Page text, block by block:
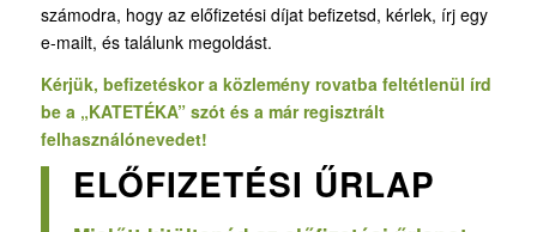
számodra, hogy az előfizetési díjat befizetsd, kérlek, írj egy
e-mailt, és találunk megoldást.
Kérjük, befizetéskor a közlemény rovatba feltétlenül írd
be a „KATETÉKA” szót és a már regisztrált
felhasználónevedet!
ELŐFIZETÉSI ŰRLAP